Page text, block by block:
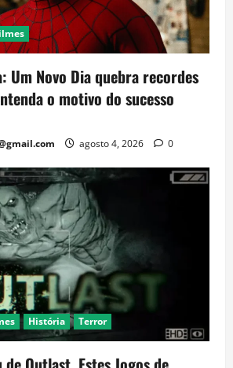
Um Novo Dia quebra recordes
o motivo do sucesso
agosto 4, 2026 0
História Terror